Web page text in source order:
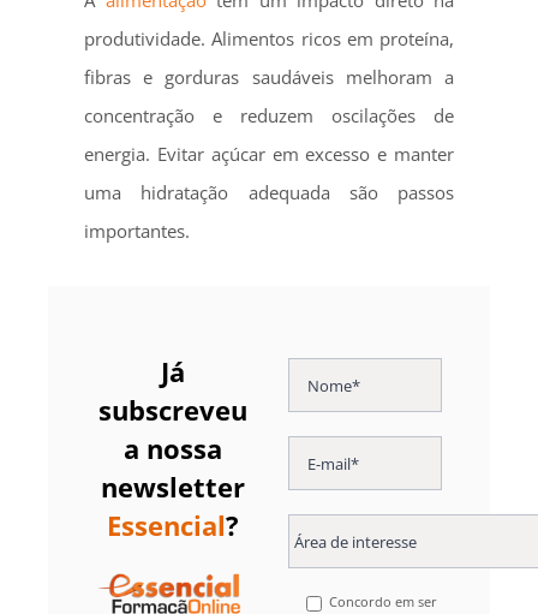
produtividade. Alimentos ricos em proteína,
fibras e gorduras saudáveis melhoram a
concentração e reduzem oscilações de
energia. Evitar açúcar em excesso e manter
uma hidratação adequada são passos
importantes.
Já
subscreveu
a nossa
newsletter
Essencial?
Concordo em ser